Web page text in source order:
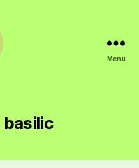
Menu
basilic